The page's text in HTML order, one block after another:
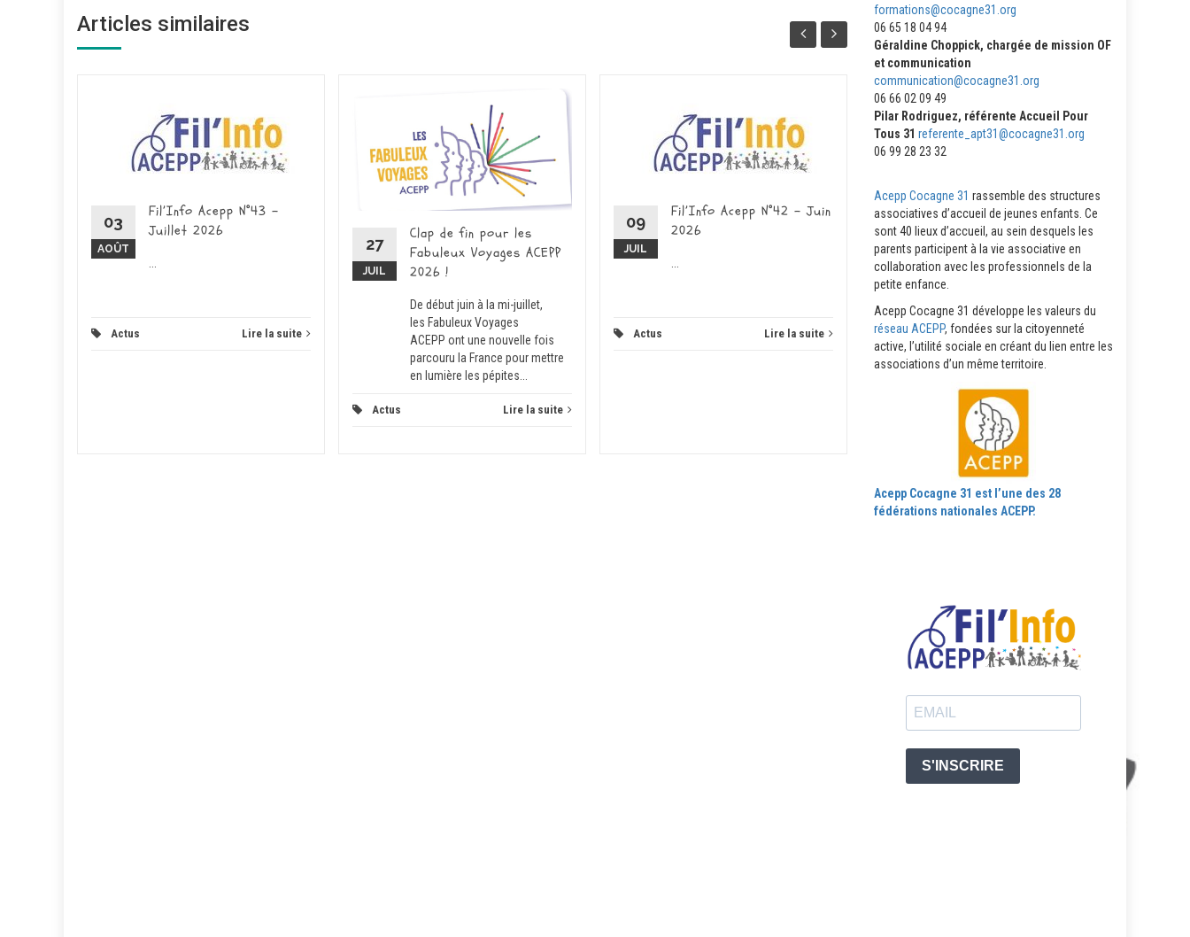
Articles similaires
03
AOÛT
Fil’Info Acepp N°43 –
Juillet 2026
...
Actus Lire la suite
27
JUIL
Clap de fin pour les
Fabuleux Voyages ACEPP
2026 !
De début juin à la mi-juillet,
les Fabuleux Voyages
ACEPP ont une nouvelle fois
parcouru la France pour mettre
en lumière les pépites...
Actus Lire la suite
09
JUIL
Fil’Info Acepp N°42 – Juin
2026
...
Actus Lire la suite
02
JUIN
Fil’Info Acepp N°41 – Mai
2026
Actus Lire la suite
formations@cocagne31.org
06 65 18 04 94
Géraldine Choppick, chargée de mission OF
et communication
communication@cocagne31.org
06 66 02 09 49
Pilar Rodriguez, référente Accueil Pour
Tous 31 referente_apt31@cocagne31.org
06 99 28 23 32
Acepp Cocagne 31 rassemble des structures
associatives d’accueil de jeunes enfants. Ce
sont 40 lieux d’accueil, au sein desquels les
parents participent à la vie associative en
collaboration avec les professionnels de la
petite enfance.
Acepp Cocagne 31 développe les valeurs du
réseau ACEPP, fondées sur la citoyenneté
active, l’utilité sociale en créant du lien entre les
associations d’un même territoire.
Acepp Cocagne 31 est l’une des 28
fédérations nationales ACEPP.